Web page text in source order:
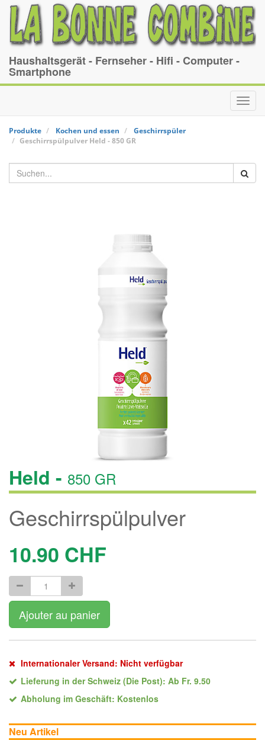
Haushaltsgerät - Fernseher - Hifi - Computer -
Smartphone
Produkte Kochen und essen
Geschirrspüler
Geschirrspülpulver Held -850 GR
Held - 850 GR
Geschirrspülpulver
10.90 CHF
Ajouter au panier
Internationaler Versand: Nicht verfügbar
Lieferung in der Schweiz (Die Post): Ab Fr. 9.50
Abholung im Geschäft: Kostenlos
Neu Artikel